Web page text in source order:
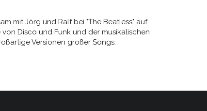
mit Jörg und Ralf bei "The Beatless" auf
Disco und Funk und der musikalischen
Versionen großer Songs.